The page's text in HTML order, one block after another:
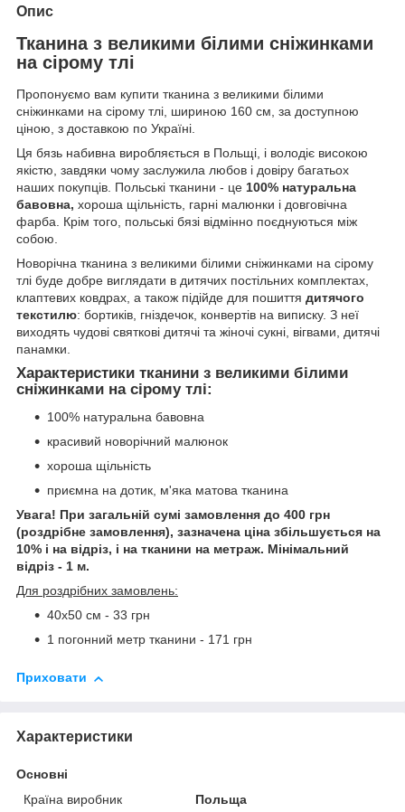
Опис
Тканина з великими білими сніжинками
на сірому тлі
Пропонуємо вам купити тканина з великими білими
сніжинками на сірому тлі, шириною 160 см, за доступною
ціною, з доставкою по Україні.
Ця бязь набивна виробляється в Польщі, і володіє високою
якістю, завдяки чому заслужила любов і довіру багатьох
наших покупців. Польські тканини - це 100% натуральна
бавовна, хороша щільність, гарні малюнки і довговічна
фарба. Крім того, польські бязі відмінно поєднуються між
собою.
Новорічна тканина з великими білими сніжинками на сірому
тлі буде добре виглядати в дитячих постільних комплектах,
клаптевих ковдрах, а також підійде для пошиття дитячого
текстилю: бортиків, гніздечок, конвертів на виписку. З неї
виходять чудові святкові дитячі та жіночі сукні, вігвами, дитячі
панамки.
Характеристики тканини з великими білими
сніжинками на сірому тлі:
100% натуральна бавовна
красивий новорічний малюнок
хороша щільність
приємна на дотик, м'яка матова тканина
Увага! При загальній сумі замовлення до 400 грн
(роздрібне замовлення), зазначена ціна збільшується на
10% і на відріз, і на тканини на метраж. Мінімальний
відріз - 1 м.
Для роздрібних замовлень:
40х50 см - 33 грн
1 погонний метр тканини - 171 грн
Приховати
Характеристики
Основні
Країна виробник
Польща